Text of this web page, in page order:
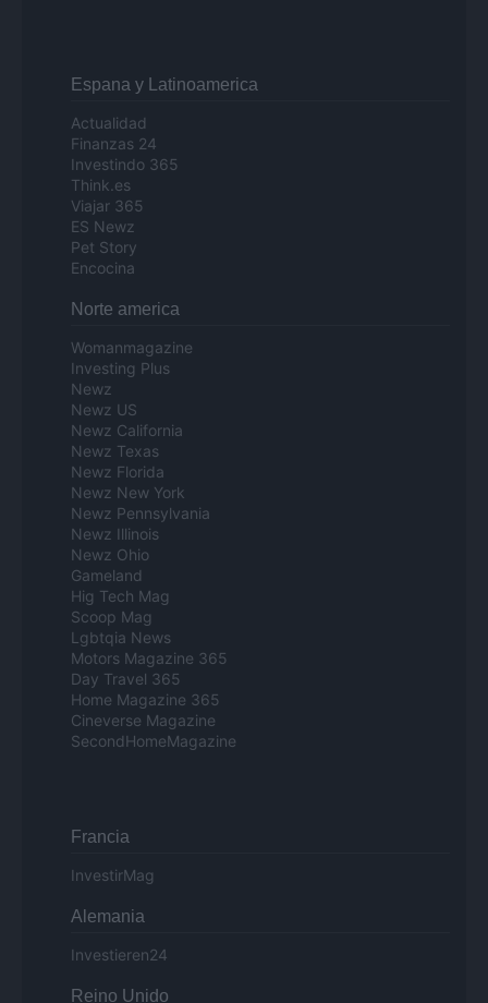
Espana y Latinoamerica
Actualidad
Finanzas 24
Investindo 365
Think.es
Viajar 365
ES Newz
Pet Story
Encocina
Norte america
Womanmagazine
Investing Plus
Newz
Newz US
Newz California
Newz Texas
Newz Florida
Newz New York
Newz Pennsylvania
Newz Illinois
Newz Ohio
Gameland
Hig Tech Mag
Scoop Mag
Lgbtqia News
Motors Magazine 365
Day Travel 365
Home Magazine 365
Cineverse Magazine
SecondHomeMagazine
Francia
InvestirMag
Alemania
Investieren24
Reino Unido